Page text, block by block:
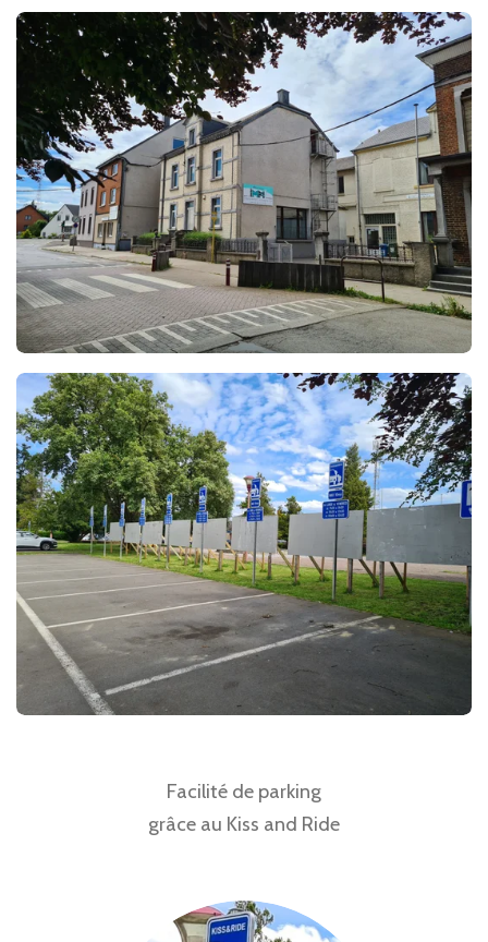
Facilité de parking
grâce au Kiss and Ride